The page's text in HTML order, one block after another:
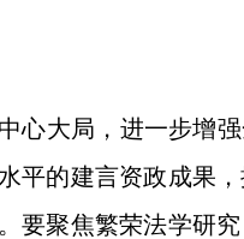
大局，进一步增强
平的建言资政成果
要聚焦繁荣法学研